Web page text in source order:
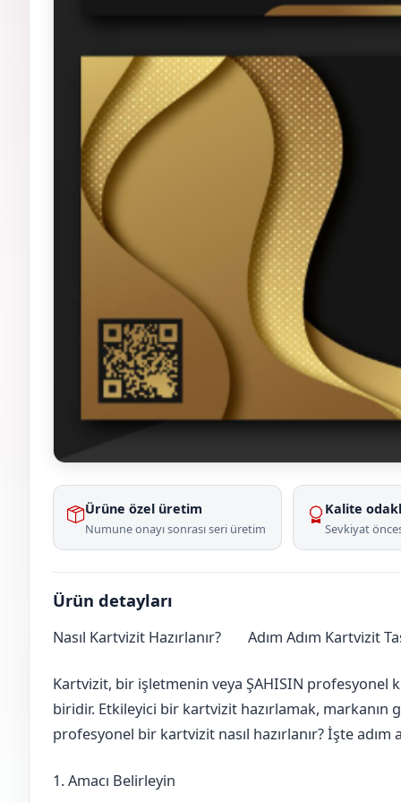
Ürüne özel üretim
Numune onayı sonrası seri üretim
Kalite
Sevkiyat
Ürün detayları
Nasıl Kartvizit Hazırlanır? Adım Adım Kartvizit
Kartvizit, bir işletmenin veya ŞAHISIN profesyonel
biridir. Etkileyici bir kartvizit hazırlamak, markanın
profesyonel bir kartvizit nasıl hazırlanır? İşte adım
1. Amacı Belirleyin